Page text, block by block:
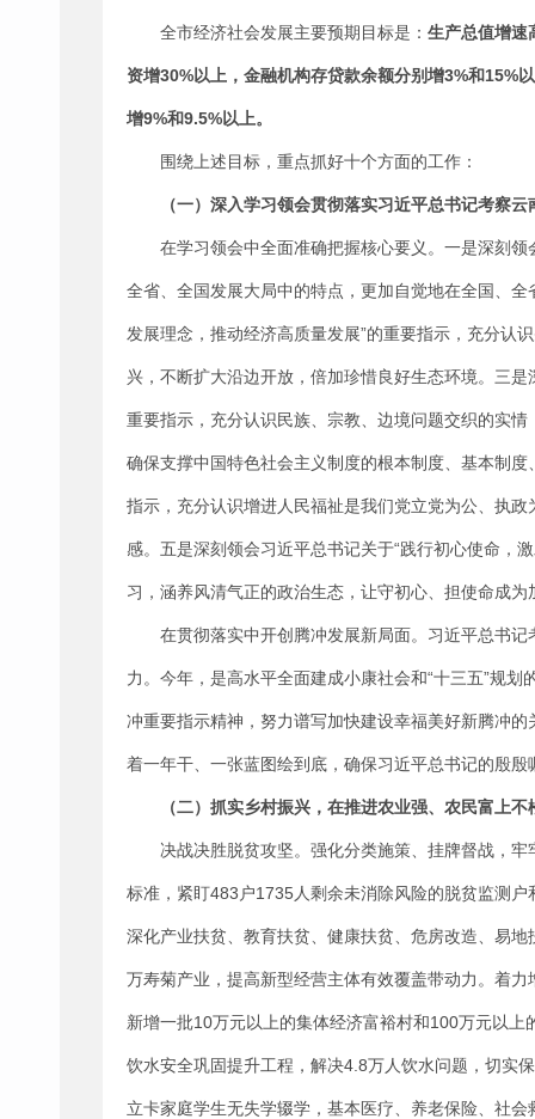
全市经济社会发展主要预期目标是： 生产总值增速
资增30%以上，金融机构存贷款余额分别增3%和15%
增9%和9.5%以上。
围绕上述目标，重点抓好十个方面的工作：
（一）深入学习领会贯彻落实习近平总书记考察
在学习领会中全面准确把握核心要义。一是深刻
全省、全国发展大局中的特点，更加自觉地在全国、
发展理念，推动经济高质量发展”的重要指示，充分认
兴，不断扩大沿边开放，倍加珍惜良好生态环境。三
重要指示，充分认识民族、宗教、边境问题交织的实
确保支撑中国特色社会主义制度的根本制度、基本制
指示，充分认识增进人民福祉是我们党立党为公、执
感。五是深刻领会习近平总书记关于“践行初心使命，
习，涵养风清气正的政治生态，让守初心、担使命成
在贯彻落实中开创腾冲发展新局面。习近平总书
力。今年，是高水平全面建成小康社会和“十三五”规
冲重要指示精神，努力谱写加快建设幸福美好新腾冲
着一年干、一张蓝图绘到底，确保习近平总书记的殷
（二）抓实乡村振兴，在推进农业强、农民富上不
决战决胜脱贫攻坚。强化分类施策、挂牌督战，
标准，紧盯483户1735人剩余未消除风险的脱贫监测
深化产业扶贫、教育扶贫、健康扶贫、危房改造、易
万寿菊产业，提高新型经营主体有效覆盖带动力。着
新增一批10万元以上的集体经济富裕村和100万元以
饮水安全巩固提升工程，解决4.8万人饮水问题，切实
立卡家庭学生无失学辍学，基本医疗、养老保险、社会